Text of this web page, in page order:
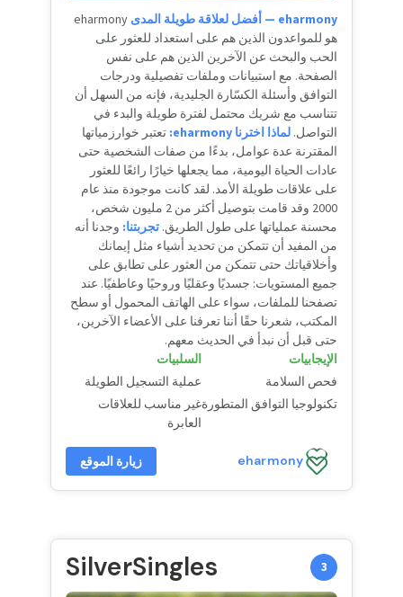
eharmony — أفضل لعلاقة طويلة المدى
eharmony
هو للمواعدون الذين هم على استعداد للعثور على
الحب والبحث عن الآخرين الذين هم على نفس
الصفحة. مع استبيانات وملفات تفصيلية ودرجات
التوافق وأسئلة الكسّارة الجليدية، فإنه من السهل أن
تتناسب مع شريك محتمل لفترة طويلة والبدء في
التواصل. لماذا اخترنا eharmony:
تعتبر خوارزمياتها
المقترنة عدة عوامل، بدءًا من صفات الشخصية حتى
عادات الحياة اليومية، مما يجعلها خيارًا رائعًا للعثور
على علاقات طويلة الأمد. لقد كانت موجودة منذ عام
2000 وقد قامت بتوصيل أكثر من 2 مليون شخص،
محسنة عملياتها على طول الطريق. تجربتنا: وجدنا أنه
من المفيد أن تتمكن من تحديد أشياء مثل إيمانك
وأخلاقياتك حتى تتمكن من العثور على تطابق على
جميع المستويات: جسديًا وعقليًا وروحيًا وعاطفيًا. عند
تصفحنا للملفات، سواء على الهاتف المحمول أو سطح
المكتب، شعرنا حقًا أننا تعرفنا على الأعضاء الآخرين،
حتى قبل أن نبدأ في الحديث معهم.
الإيجابيات
فحص السلامة
تكنولوجيا التوافق المتطورة
السلبيات
عملية التسجيل الطويلة
غير مناسب للعلاقات
العابرة
eharmony زيارة الموقع
3
SilverSingles